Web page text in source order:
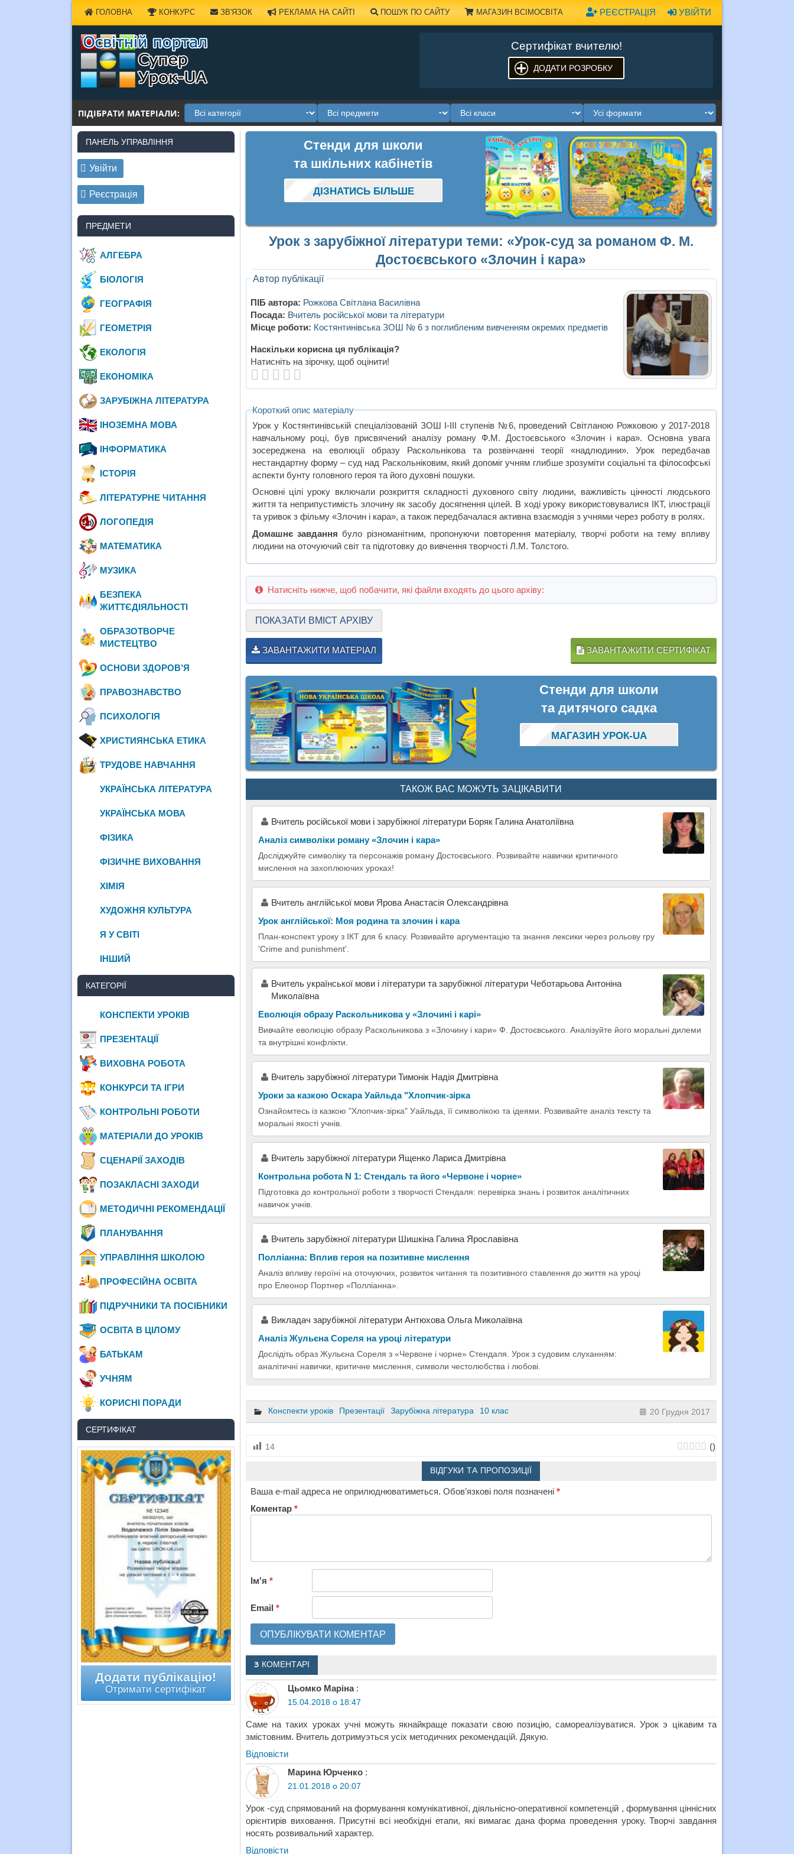
УВІЙТИ
РЕЄСТРАЦІЯ
ГОЛОВНА КОНКУРС ЗВ'ЯЗОК РЕКЛАМА НА САЙТІ ПОШУК ПО САЙТУ МАГАЗИН ВСІМОСВІТА
Сертифікат вчителю!
ДОДАТИ РОЗРОБКУ
ПІДІБРАТИ МАТЕРІАЛИ:
Стенди для школи
та шкільних кабінетів
ДІЗНАТИСЬ БІЛЬШЕ
Урок з зарубіжної літератури теми: «Урок-суд за романом Ф. М.
Достоєвського «Злочин і кара»
Автор публікації
ПІБ автора: Рожкова Світлана Василівна
Посада: Вчитель російської мови та літератури
Місце роботи: Костянтинівська ЗОШ № 6 з поглибленим вивченням окремих предметів
Наскільки корисна ця публікація?
Натисніть на зірочку, щоб оцінити!
Короткий опис матеріалу
Урок у Костянтинівській спеціалізованій ЗОШ І-ІІІ ступенів №6, проведений Світланою Рожковою у 2017-2018
навчальному році, був присвячений аналізу роману Ф.М. Достоєвського «Злочин і кара». Основна увага
зосереджена на еволюції образу Раскольнікова та розвінчанні теорії «надлюдини». Урок передбачав
нестандартну форму – суд над Раскольніковим, який допоміг учням глибше зрозуміти соціальні та філософські
аспекти бунту головного героя та його духовні пошуки.
Основні цілі уроку включали розкриття складності духовного світу людини, важливість цінності людського
життя та неприпустимість злочину як засобу досягнення цілей. В ході уроку використовувалися ІКТ, ілюстрації
та уривок з фільму «Злочин і кара», а також передбачалася активна взаємодія з учнями через роботу в ролях.
Домашнє завдання було різноманітним, пропонуючи повторення матеріалу, творчі роботи на тему впливу
людини на оточуючий світ та підготовку до вивчення творчості Л.М. Толстого.
Натисніть нижче, щоб побачити, які файли входять до цього архіву:
ПОКАЗАТИ ВМІСТ АРХІВУ
ЗАВАНТАЖИТИ МАТЕРІАЛ ЗАВАНТАЖИТИ СЕРТИФІКАТ
Стенди для школи
та дитячого садка
МАГАЗИН УРОК-UA
ТАКОЖ ВАС МОЖУТЬ ЗАЦІКАВИТИ
Вчитель російської мови і зарубіжної літератури Боряк Галина Анатоліївна
Аналіз символіки роману «Злочин і кара»
Досліджуйте символіку та персонажів роману Достоєвського. Розвивайте навички критичного
мислення на захоплюючих уроках!
Вчитель англійської мови Ярова Анастасія Олександрівна
Урок англійської: Моя родина та злочин і кара
План-конспект уроку з ІКТ для 6 класу. Розвивайте аргументацію та знання лексики через рольову гру
'Crime and punishment'.
Вчитель української мови і літератури та зарубіжної літератури Чеботарьова Антоніна
Миколаївна
Еволюція образу Раскольникова у «Злочині і карі»
Вивчайте еволюцію образу Раскольникова з «Злочину і кари» Ф. Достоєвського. Аналізуйте його моральні дилеми
та внутрішні конфлікти.
Вчитель зарубіжної літератури Тимонік Надія Дмитрівна
Уроки за казкою Оскара Уайльда "Хлопчик-зірка
Ознайомтесь із казкою "Хлопчик-зірка" Уайльда, її символікою та ідеями. Розвивайте аналіз тексту та
моральні якості учнів.
Вчитель зарубіжної літератури Ященко Лариса Дмитрівна
Контрольна робота N 1: Стендаль та його «Червоне і чорне»
Підготовка до контрольної роботи з творчості Стендаля: перевірка знань і розвиток аналітичних
навичок учнів.
Вчитель зарубіжної літератури Шишкіна Галина Ярославівна
Полліанна: Вплив героя на позитивне мислення
Аналіз впливу героїні на оточуючих, розвиток читання та позитивного ставлення до життя на уроці
про Елеонор Портнер «Полліанна».
Викладач зарубіжної літератури Антюхова Ольга Миколаївна
Аналіз Жульєна Сореля на уроці літератури
Дослідіть образ Жульєна Сореля з «Червоне і чорне» Стендаля. Урок з судовим слуханням:
аналітичні навички, критичне мислення, символи честолюбства і любові.
Конспекти уроків Презентації Зарубіжна література 10 клас 20 Грудня 2017
14 ()
ВІДГУКИ ТА ПРОПОЗИЦІЇ
Ваша e-mail адреса не оприлюднюватиметься. Обов’язкові поля позначені *
Коментар *
Ім'я *
Email *
3 КОМЕНТАРІ
Цьомко Маріна :
15.04.2018 о 18:47
Саме на таких уроках учні можуть якнайкраще показати свою позицію, самореалізуватися. Урок э цікавим та
змістовним. Вчитель дотримуэться усіх методичних рекомендацій. Дякую.
Відповіcти
Марина Юрченко :
21.01.2018 о 20:07
Урок -суд спрямований на формування комунікативної, діяльнісно-оперативної компетенцій , формування ціннісних
орієнтирів виховання. Присутні всі необхідні етапи, які вимагає дана форма проведення уроку. Творчі завдання
носять розвивальний характер.
Відповіcти
ПАНЕЛЬ УПРАВЛІННЯ
Увійти
Реєстрація
ПРЕДМЕТИ
АЛГЕБРА
БІОЛОГІЯ
ГЕОГРАФІЯ
ГЕОМЕТРІЯ
ЕКОЛОГІЯ
ЕКОНОМІКА
ЗАРУБІЖНА ЛІТЕРАТУРА
ІНОЗЕМНА МОВА
ІНФОРМАТИКА
ІСТОРІЯ
ЛІТЕРАТУРНЕ ЧИТАННЯ
ЛОГОПЕДІЯ
МАТЕМАТИКА
МУЗИКА
БЕЗПЕКА
ЖИТТЄДІЯЛЬНОСТІ
ОБРАЗОТВОРЧЕ
МИСТЕЦТВО
ОСНОВИ ЗДОРОВ’Я
ПРАВОЗНАВСТВО
ПСИХОЛОГІЯ
ХРИСТИЯНСЬКА ЕТИКА
ТРУДОВЕ НАВЧАННЯ
УКРАЇНСЬКА ЛІТЕРАТУРА
УКРАЇНСЬКА МОВА
ФІЗИКА
ФІЗИЧНЕ ВИХОВАННЯ
ХІМІЯ
ХУДОЖНЯ КУЛЬТУРА
Я У СВІТІ
ІНШИЙ
КАТЕГОРІЇ
КОНСПЕКТИ УРОКІВ
ПРЕЗЕНТАЦІЇ
ВИХОВНА РОБОТА
КОНКУРСИ ТА ІГРИ
КОНТРОЛЬНІ РОБОТИ
МАТЕРІАЛИ ДО УРОКІВ
СЦЕНАРІЇ ЗАХОДІВ
ПОЗАКЛАСНІ ЗАХОДИ
МЕТОДИЧНІ РЕКОМЕНДАЦІЇ
ПЛАНУВАННЯ
УПРАВЛІННЯ ШКОЛОЮ
ПРОФЕСІЙНА ОСВІТА
ПІДРУЧНИКИ ТА ПОСІБНИКИ
ОСВІТА В ЦІЛОМУ
БАТЬКАМ
УЧНЯМ
КОРИСНІ ПОРАДИ
СЕРТИФІКАТ
Додати публікацію!
Отримати сертифікат